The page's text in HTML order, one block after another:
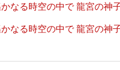
かなる時空の中で 龍宮の
かなる時空の中で 龍宮の